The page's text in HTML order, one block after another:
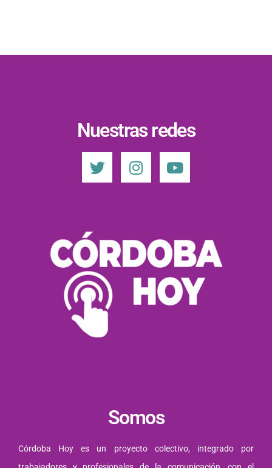
Nuestras redes
Somos
Córdoba Hoy es un proyecto colectivo, integrado por